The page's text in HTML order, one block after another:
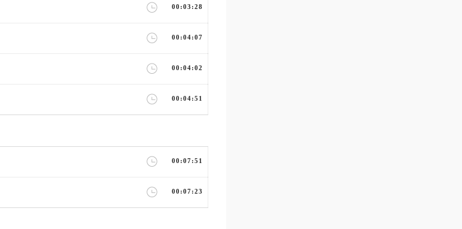
00:03:28
00:04:07
00:04:02
00:04:51
00:07:51
00:07:23